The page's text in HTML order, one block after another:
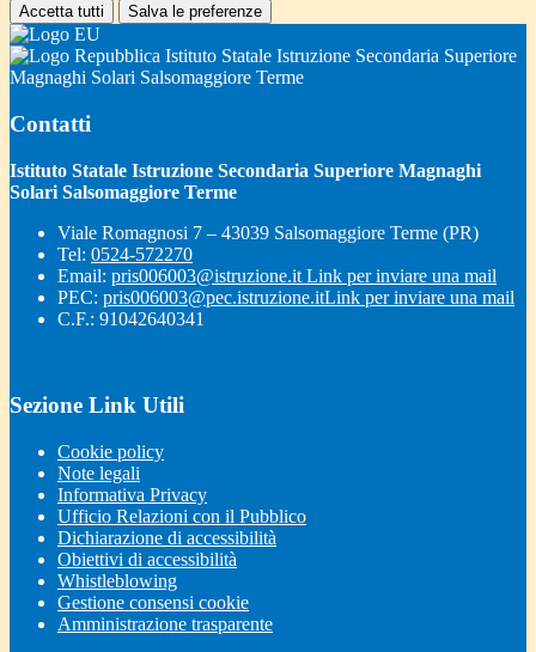
Accetta tutti Salva le preferenze
Istituto Statale Istruzione Secondaria Superiore
Magnaghi Solari Salsomaggiore Terme
Contatti
Istituto Statale Istruzione Secondaria Superiore Magnaghi
Solari Salsomaggiore Terme
Viale Romagnosi 7 – 43039 Salsomaggiore Terme (PR)
Tel: 0524-572270
Email: pris006003@istruzione.it Link per inviare una mail
PEC: pris006003@pec.istruzione.itLink per inviare una mail
C.F.: 91042640341
Sezione Link Utili
Cookie policy
Note legali
Informativa Privacy
Ufficio Relazioni con il Pubblico
Dichiarazione di accessibilità
Obiettivi di accessibilità
Whistleblowing
Gestione consensi cookie
Amministrazione trasparente